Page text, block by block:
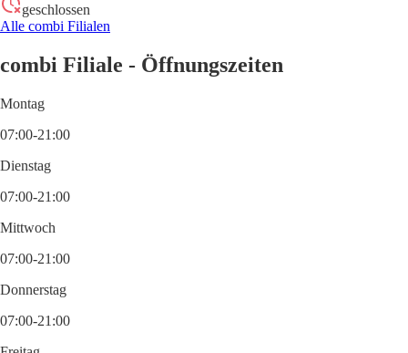
geschlossen
Alle combi Filialen
combi Filiale - Öffnungszeiten
Montag
07:00-21:00
Dienstag
07:00-21:00
Mittwoch
07:00-21:00
Donnerstag
07:00-21:00